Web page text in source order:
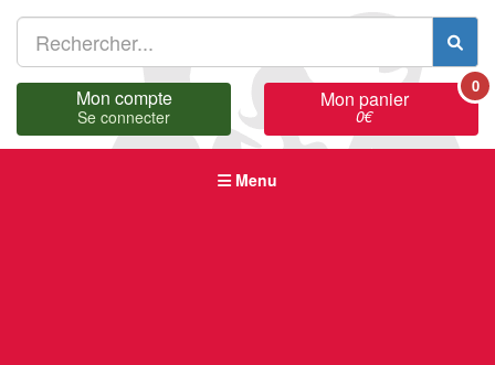
Mon compte
Se connecter
Mon panier
0€
0
Menu